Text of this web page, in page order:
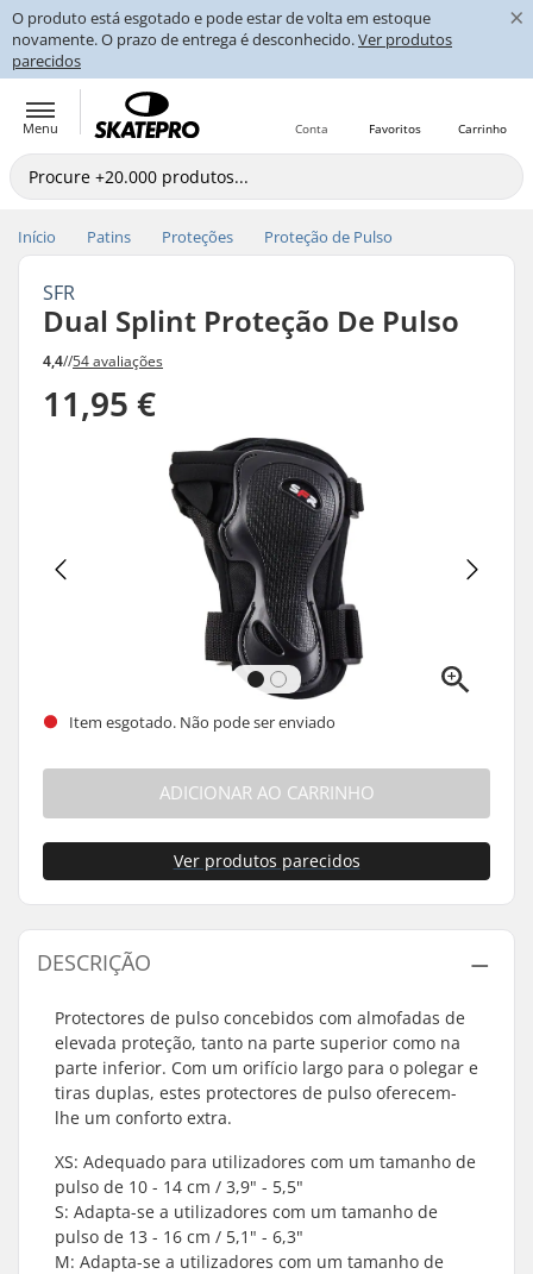
O produto está esgotado e pode estar de volta em estoque
novamente. O prazo de entrega é desconhecido.Ver produtos
parecidos
×
Menu Carrinho
Favoritos
Conta
Início Patins Proteções Proteção de Pulso
SFR
Dual Splint Proteção De Pulso
4,4//54 avaliações
11,95 €
Item esgotado. Não pode ser enviado
ADICIONAR AO CARRINHO
Ver produtos parecidos
DESCRIÇÃO
Protectores de pulso concebidos com almofadas de
elevada proteção, tanto na parte superior como na
parte inferior. Com um orifício largo para o polegar e
tiras duplas, estes protectores de pulso oferecem-
lhe um conforto extra.
XS: Adequado para utilizadores com um tamanho de
pulso de 10 - 14 cm / 3,9" - 5,5"
S: Adapta-se a utilizadores com um tamanho de
pulso de 13 - 16 cm / 5,1" - 6,3"
M: Adapta-se a utilizadores com um tamanho de